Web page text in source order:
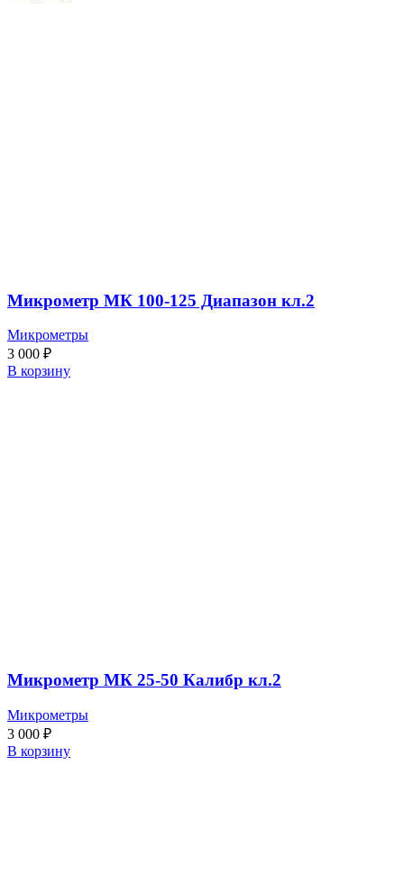
Микрометр МК 100-125 Диапазон кл.2
Микрометры
3 000 ₽
В корзину
Микрометр МК 25-50 Калибр кл.2
Микрометры
3 000 ₽
В корзину